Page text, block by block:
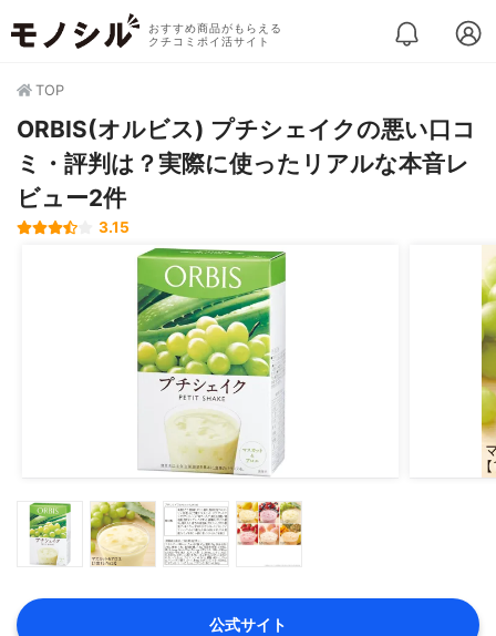
おすすめ商品がもらえる
クチコミポイ活サイト
TOP
ORBIS(オルビス) プチシェイクの悪い口コ
ミ・評判は？実際に使ったリアルな本音レ
ビュー2件
3.15
公式サイト